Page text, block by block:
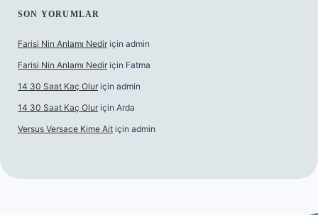
SON YORUMLAR
Farisi Nin Anlamı Nedir için admin
Farisi Nin Anlamı Nedir için Fatma
14 30 Saat Kaç Olur için admin
14 30 Saat Kaç Olur için Arda
Versus Versace Kime Ait için admin